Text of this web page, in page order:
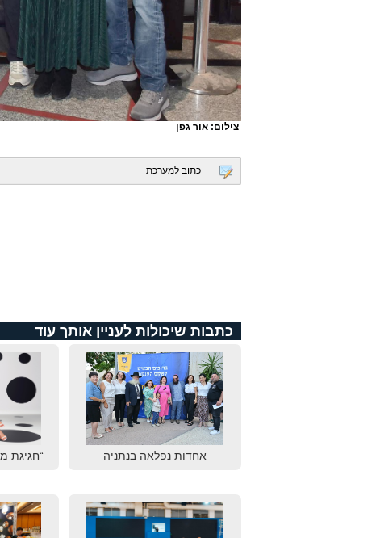
צילום: אור גפן
כתוב למערכת
כתבות שיכולות לעניין אותך עוד
אחדות נפלאה בנתניה “חגיגת